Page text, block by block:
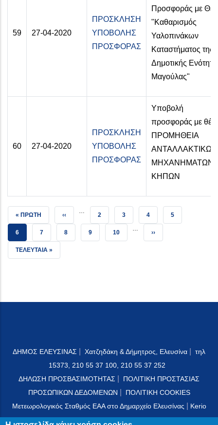
59 27-04-2020
ΠΡΟΣΚΛΗΣΗ
ΥΠΟΒΟΛΗΣ
ΠΡΟΣΦΟΡΑΣ
Προσφοράς με
"Καθαρισμός
Υαλοπινάκων
Καταστήματος της
Δημοτικής
Μαγούλας"
60 27-04-2020
ΠΡΟΣΚΛΗΣΗ
ΥΠΟΒΟΛΗΣ
ΠΡΟΣΦΟΡΑΣ
Υποβολή
προσφοράς με
ΠΡΟΜΗΘΕΙΑ
ΑΝΤΑΛΛΑΚΤΙΚΩΝ
ΜΗΧΑΝΗΜΑΤΩΝ
ΚΗΠΩΝ
FIRST PAGE
« ΠΡΏΤΗ ΠΡΟΗΓΟΎΜΕΝΗ ΣΕΛΊΔΑ
‹‹
… ΣΕΛΊΔΑ
2 ΣΕΛΊΔΑ
3 ΣΕΛΊΔΑ
4 ΣΕΛΊΔΑ
5
ΤΡΈΧΟΥΣΑ ΣΕΛΊΔΑ
6 ΣΕΛΊΔΑ
7 ΣΕΛΊΔΑ
8 ΣΕΛΊΔΑ
9 ΣΕΛΊΔΑ
10
… NEXT PAGE
››
LAST PAGE
ΤΕΛΕΥΤΑΊΑ »
ΔΗΜΟΣ ΕΛΕΥΣΙΝΑΣ Χατζηδάκη & Δήμητρος, Ελευσίνα
τηλ
15373, 210 55 37 100, 210 55 37 252
ΔΗΛΩΣΗ ΠΡΟΣΒΑΣΙΜΟΤΗΤΑΣ
ΠΟΛΙΤΙΚΗ ΠΡΟΣΤΑΣΙΑΣ
ΠΡΟΣΩΠΙΚΩΝ ΔΕΔΟΜΕΝΩΝ
ΠΟΛΙΤΙΚΗ COOKIES
Μετεωρολογικός Σταθμός ΕΑΑ στο Δημαρχείο Ελευσίνας
Kerio
Mail Server